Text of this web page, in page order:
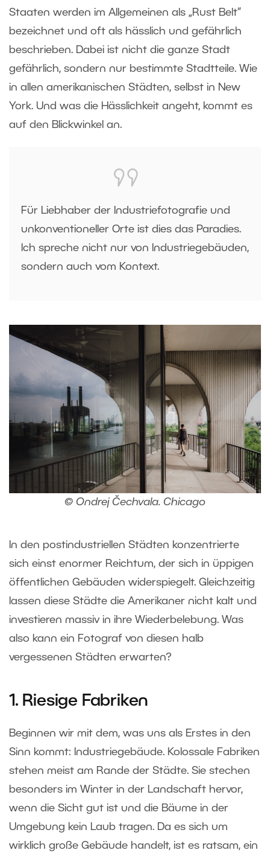
Staaten werden im Allgemeinen als „Rust Belt“
bezeichnet und oft als hässlich und gefährlich
beschrieben. Dabei ist nicht die ganze Stadt
gefährlich, sondern nur bestimmte Stadtteile. Wie
in allen amerikanischen Städten, selbst in New
York. Und was die Hässlichkeit angeht, kommt es
auf den Blickwinkel an.
Für Liebhaber der Industriefotografie und
unkonventioneller Orte ist dies das Paradies.
Ich spreche nicht nur von Industriegebäuden,
sondern auch vom Kontext.
© Ondrej Čechvala. Chicago
In den postindustriellen Städten konzentrierte
sich einst enormer Reichtum, der sich in üppigen
öffentlichen Gebäuden widerspiegelt. Gleichzeitig
lassen diese Städte die Amerikaner nicht kalt und
investieren massiv in ihre Wiederbelebung. Was
also kann ein Fotograf von diesen halb
vergessenen Städten erwarten?
1. Riesige Fabriken
Beginnen wir mit dem, was uns als Erstes in den
Sinn kommt: Industriegebäude. Kolossale Fabriken
stehen meist am Rande der Städte. Sie stechen
besonders im Winter in der Landschaft hervor,
wenn die Sicht gut ist und die Bäume in der
Umgebung kein Laub tragen. Da es sich um
wirklich große Gebäude handelt, ist es ratsam, ein